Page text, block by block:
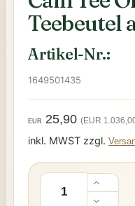
Teebeutel
Artikel-Nr.:
1649501435
EUR 25,90 (EUR
inkl. MWST zzgl.